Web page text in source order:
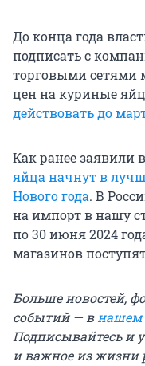
До конца года
подписать с
торговыми сетями
цен на куриные
действовать до
Как ранее заявили
яйца начнут в
Нового года. В
на импорт в нашу
по 30 июня 2024
магазинов
Больше новостей,
событий — внашем
Подписывайтесь и
и важное из жизни